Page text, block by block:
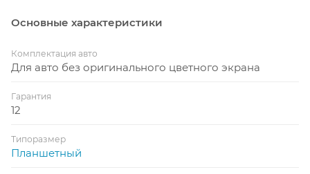
Основные характеристики
Комплектация авто
Для авто без оригинального цветного экрана
Гарантия
12
Типоразмер
Планшетный